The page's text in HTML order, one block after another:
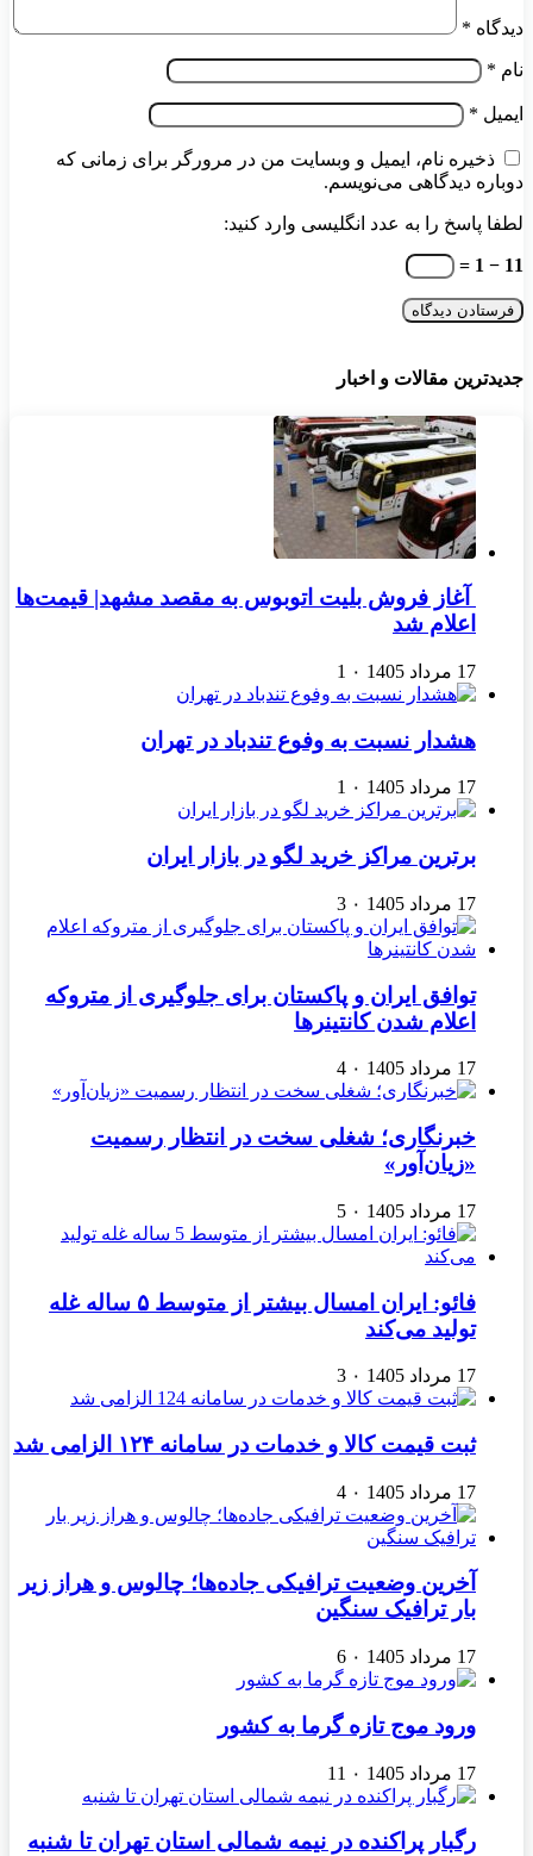
دیدگاه *
نام *
ایمیل *
ذخیره نام، ایمیل و وبسایت من در مرورگر برای زمانی که
دوباره دیدگاهی می‌نویسم.
لطفا پاسخ را به عدد انگلیسی وارد کنید:
11 − 1 =
جدیدترین مقالات و اخبار
آغاز فروش بلیت اتوبوس به مقصد مشهد| قیمت‌ها
اعلام شد
17 مرداد 1405 ۰ 1
هشدار نسبت به وفوع تندباد در تهران
17 مرداد 1405 ۰ 1
برترین مراکز خرید لگو در بازار ایران
17 مرداد 1405 ۰ 3
توافق ایران و پاکستان برای جلوگیری از متروکه
اعلام شدن کانتینرها
17 مرداد 1405 ۰ 4
خبرنگاری؛ شغلی سخت در انتظار رسمیت
«زیان‌آور»
17 مرداد 1405 ۰ 5
فائو: ایران امسال بیشتر از متوسط ۵ ساله غله
تولید می‌کند
17 مرداد 1405 ۰ 3
ثبت قیمت کالا و خدمات در سامانه ۱۲۴ الزامی شد
17 مرداد 1405 ۰ 4
آخرین وضعیت ترافیکی جاده‌ها؛ چالوس و هراز زیر
بار ترافیک سنگین
17 مرداد 1405 ۰ 6
ورود موج تازه گرما به کشور
17 مرداد 1405 ۰ 11
رگبار پراکنده در نیمه شمالی استان تهران تا شنبه